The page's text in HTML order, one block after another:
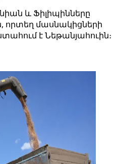
և Ֆիլիպինները
որտեղ մասնակիցների
է Նեթանյահուին։